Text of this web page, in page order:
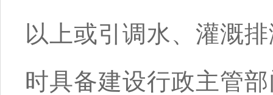
以上或引调水、灌溉
时具备建设行政主管